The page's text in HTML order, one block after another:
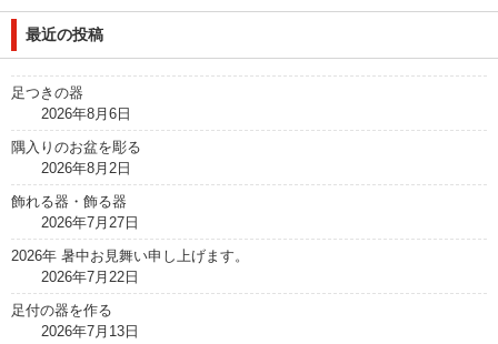
最近の投稿
足つきの器
2026年8月6日
隅入りのお盆を彫る
2026年8月2日
飾れる器・飾る器
2026年7月27日
2026年 暑中お見舞い申し上げます。
2026年7月22日
足付の器を作る
2026年7月13日